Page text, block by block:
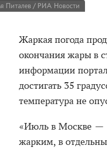
Питалев / РИА Новости
Жаркая погода
окончания жары в
информации
достигать 35
температура не
«Июль в Москве —
жарким, в